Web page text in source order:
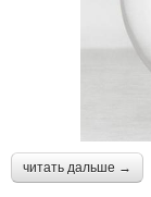
читать дальше →